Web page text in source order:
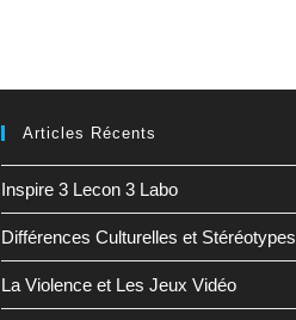
Articles Récents
Inspire 3 Lecon 3 Labo
Différences Culturelles et Stéréotypes
La Violence et Les Jeux Vidéo